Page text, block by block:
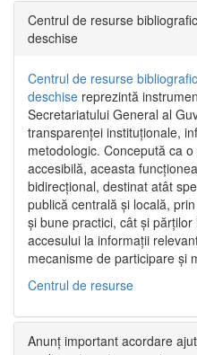
Centrul de resurse
deschise
Centrul de resurse
deschise reprezintă
Secretariatului General al
transparenței instituționale,
metodologic. Concepută ca
accesibilă, aceasta
bidirecțional, destinat atât
publică centrală și locală,
și bune practici, cât și
accesului la informații
mecanisme de participare și
Centrul de resurse
Anunț important acordare